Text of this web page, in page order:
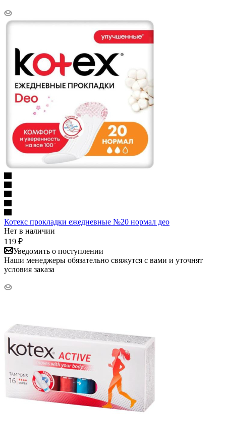
Котекс прокладки ежедневные №20 нормал део
Нет в наличии
119 ₽
Уведомить о поступлении
Наши менеджеры обязательно свяжутся с вами и уточнят
условия заказа